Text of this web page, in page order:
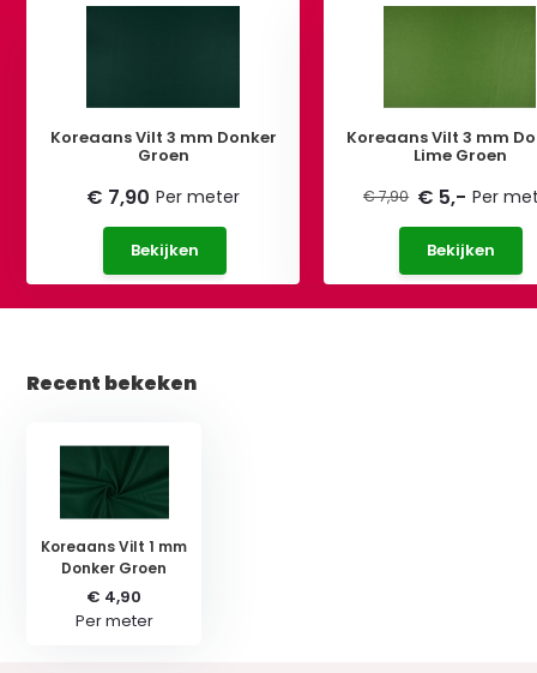
Koreaans Vilt 3 mm Donker
Groen
€ 7,90 Per meter
Bekijken
Koreaans Vilt 3 mm
Lime Groen
€ 7,90 € 5,- Per
Bekijken
Recent bekeken
Koreaans Vilt 1 mm
Donker Groen
€ 4,90
Per meter